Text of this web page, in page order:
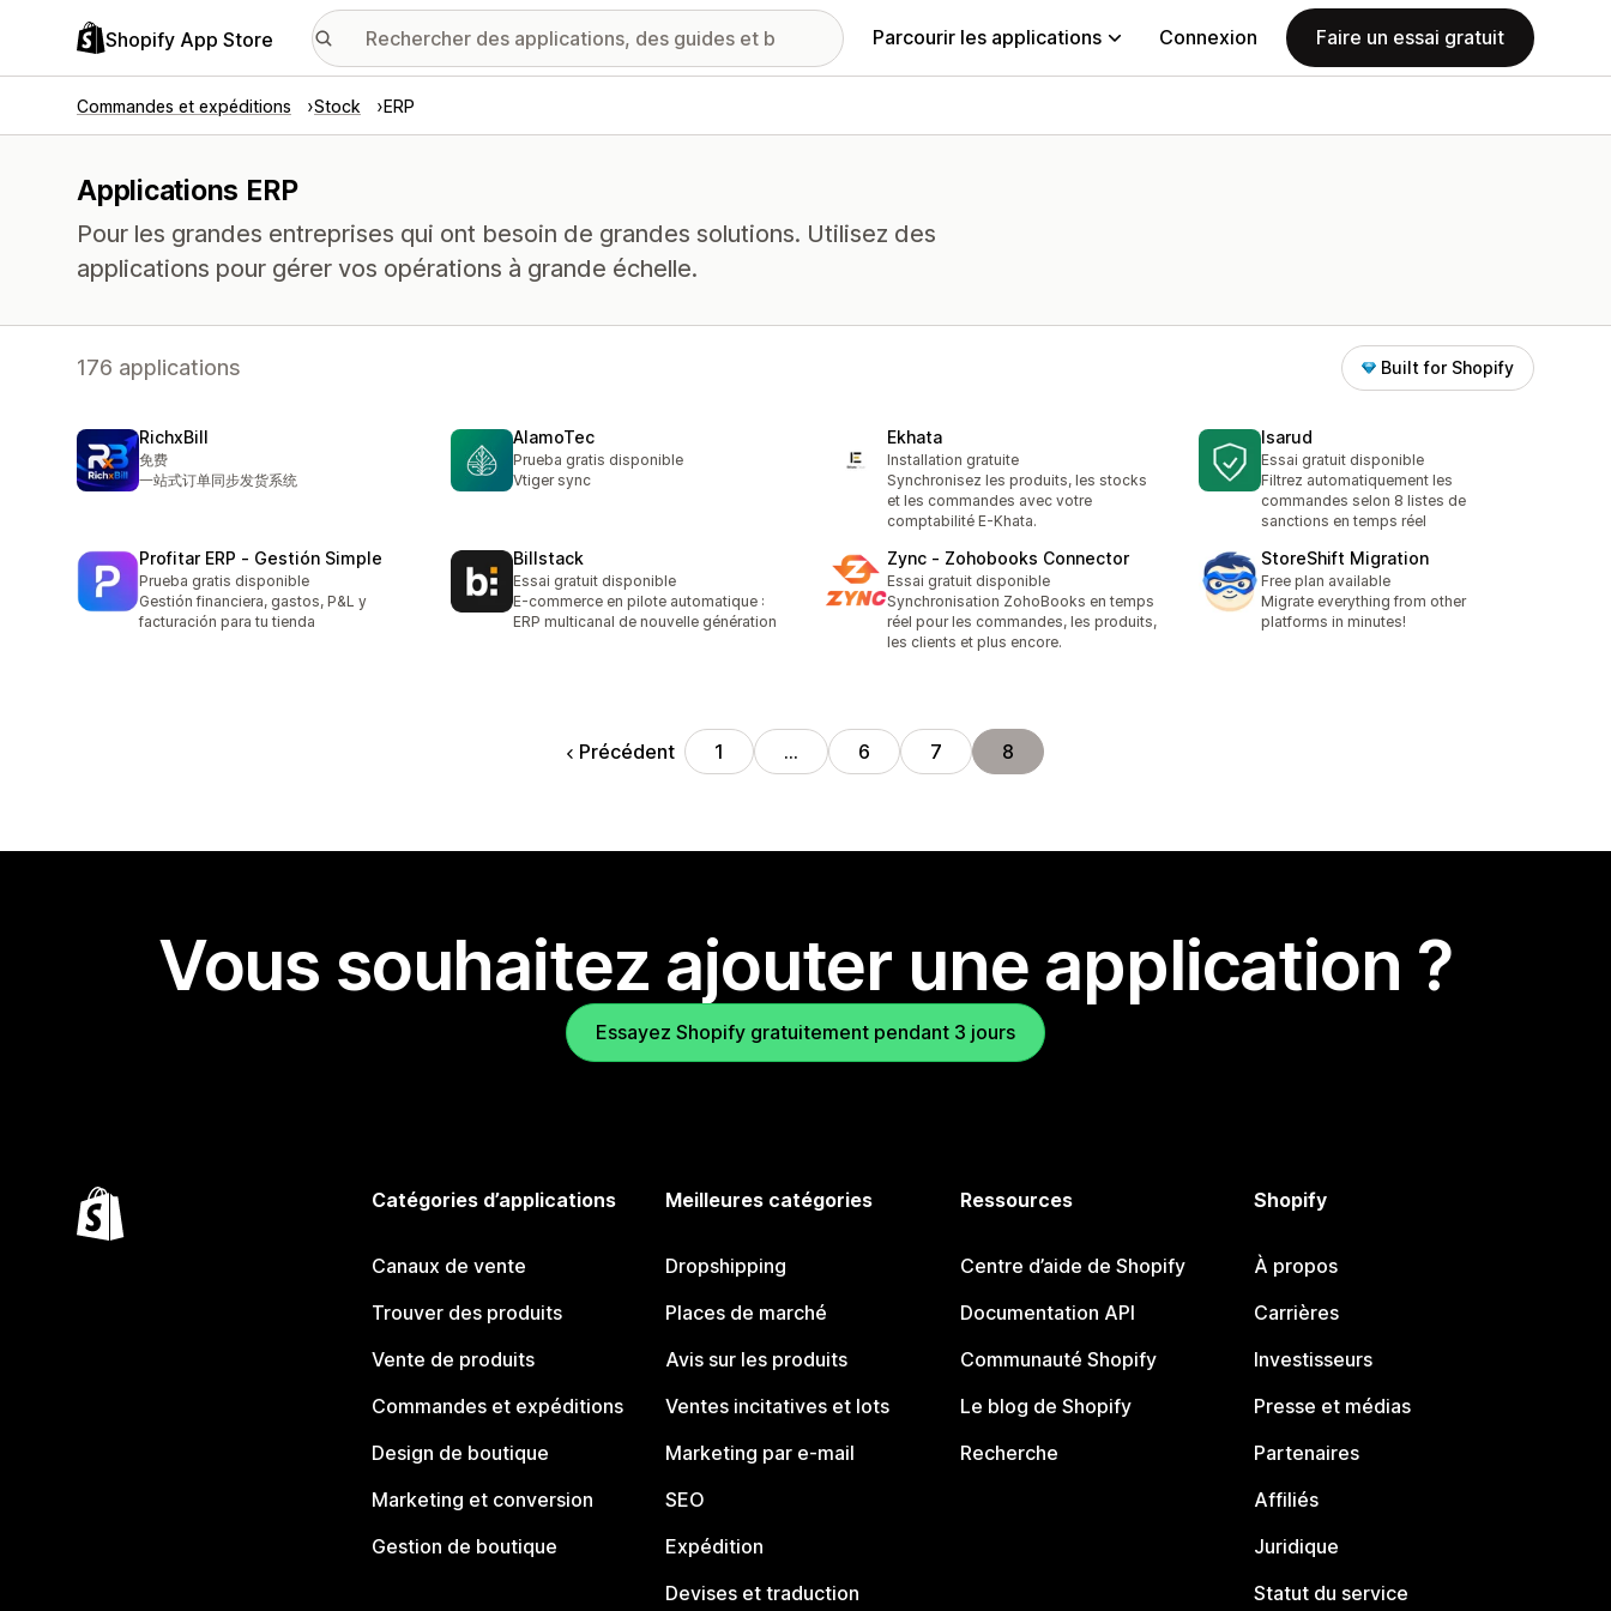
Shopify App Store Parcourir les applications Connexion Faire un essai gratuit
Commandes et expéditions Stock ERP
Applications ERP
Pour les grandes entreprises qui ont besoin de grandes solutions. Utilisez des
applications pour gérer vos opérations à grande échelle.
176 applications Built for Shopify
RichxBill
免费
一站式订单同步发货系统
AlamoTec
Prueba gratis disponible
Vtiger sync
Ekhata
Installation gratuite
Synchronisez les produits, les stocks
et les commandes avec votre
comptabilité E-Khata.
Isarud
Essai gratuit disponible
Filtrez automatiquement les
commandes selon 8 listes de
sanctions en temps réel
Profitar ERP ‑ Gestión Simple
Prueba gratis disponible
Gestión financiera, gastos, P&L y
facturación para tu tienda
Billstack
Essai gratuit disponible
E-commerce en pilote automatique :
ERP multicanal de nouvelle génération
Zync ‑ Zohobooks Connector
Essai gratuit disponible
Synchronisation ZohoBooks en temps
réel pour les commandes, les produits,
les clients et plus encore.
StoreShift Migration
Free plan available
Migrate everything from other
platforms in minutes!
Précédent 1 … 6 7 8
Vous souhaitez ajouter une application ?
Essayez Shopify gratuitement pendant 3 jours
Catégories d’applications
Canaux de vente
Trouver des produits
Vente de produits
Commandes et expéditions
Design de boutique
Marketing et conversion
Gestion de boutique
Meilleures catégories
Dropshipping
Places de marché
Avis sur les produits
Ventes incitatives et lots
Marketing par e-mail
SEO
Expédition
Devises et traduction
Ressources
Centre d’aide de Shopify
Documentation API
Communauté Shopify
Le blog de Shopify
Recherche
Shopify
À propos
Carrières
Investisseurs
Presse et médias
Partenaires
Affiliés
Juridique
Statut du service